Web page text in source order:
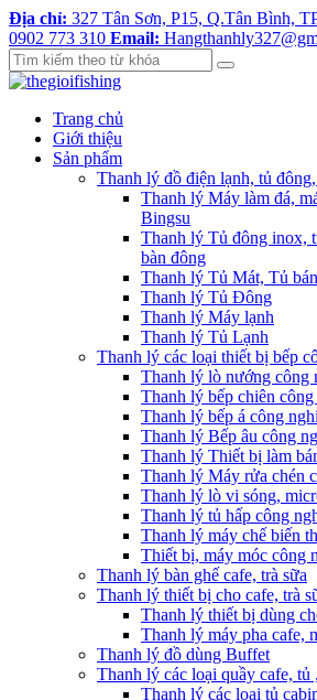
Địa chỉ: 327 Tân Sơn, P15, Q.Tân Bình,
0902 773 310 Email:
Trang chủ
Giới thiệu
Sản phẩm
Thanh lý đồ điện lạnh, tủ
Thanh lý Máy làm đá,
Bingsu
Thanh lý Tủ đông inox,
bàn đông
Thanh lý Tủ Mát, Tủ
Thanh lý Tủ Đông
Thanh lý Máy lạnh
Thanh lý Tủ Lạnh
Thanh lý các loại thiết bị bếp
Thanh lý lò nướng công
Thanh lý bếp chiên
Thanh lý bếp á công
Thanh lý Bếp âu công
Thanh lý Thiết bị làm
Thanh lý Máy rửa chén
Thanh lý lò vi sóng,
Thanh lý tủ hấp công
Thanh lý máy chế biến
Thiết bị, máy móc công
Thanh lý bàn ghế cafe, trà sữa
Thanh lý thiết bị cho cafe, trà
Thanh lý thiết bị dùng
Thanh lý máy pha cafe,
Thanh lý đồ dùng Buffet
Thanh lý các loại quầy cafe, tủ
Thanh lý các loại tủ